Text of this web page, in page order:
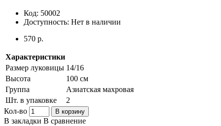
Код: 50002
Доступность: Нет в наличии
570 р.
Характеристики
Размер луковицы 14/16
Высота
100 см
Группа
Азиатская махровая
Шт. в упаковке
2
Кол-во
В корзину
В закладки В сравнение